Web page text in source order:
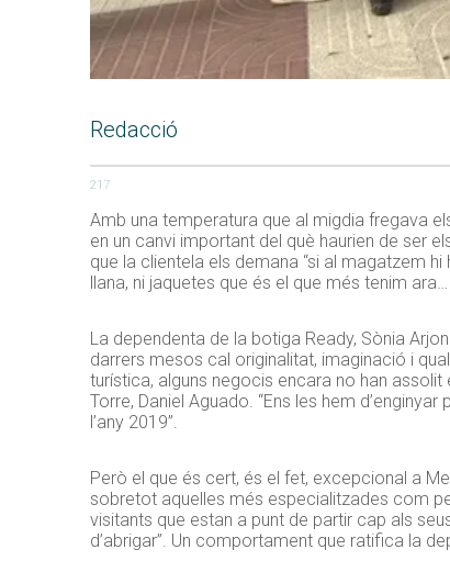
Redacció
217
Amb una temperatura que al migdia fregava
en un canvi important del què haurien de ser
que la clientela els demana “si al magatzem
llana, ni jaquetes que és el que més tenim
La dependenta de la botiga Ready, Sònia
darrers mesos cal originalitat, imaginació i
turística, alguns negocis encara no han
Torre, Daniel Aguado. “Ens les hem
l’any 2019”.
Però el que és cert, és el fet, excepcional a
sobretot aquelles més especialitzades com
visitants que estan a punt de partir cap als
d’abrigar”. Un comportament que ratifica la